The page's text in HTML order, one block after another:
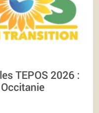
TEPOS 2026 :